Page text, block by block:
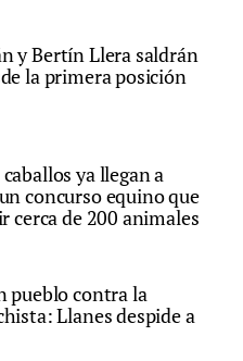
y Bertín Llera saldrán
la primera posición
ya llegan a
concurso equino que
cerca de 200 animales
pueblo contra la
Llanes despide a